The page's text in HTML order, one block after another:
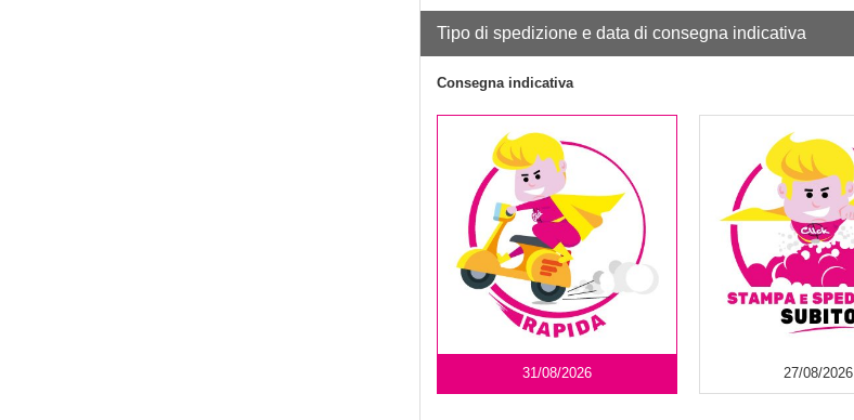
Tipo di spedizione e data di consegna indicativa
Consegna indicativa
31/08/2026 27/08/2026